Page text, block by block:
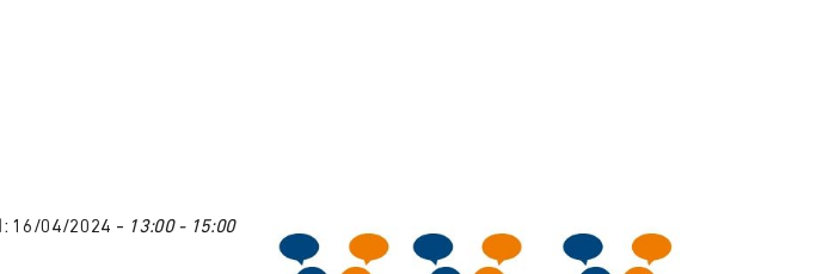
: 16/04/2024 - 13:00 - 15:00